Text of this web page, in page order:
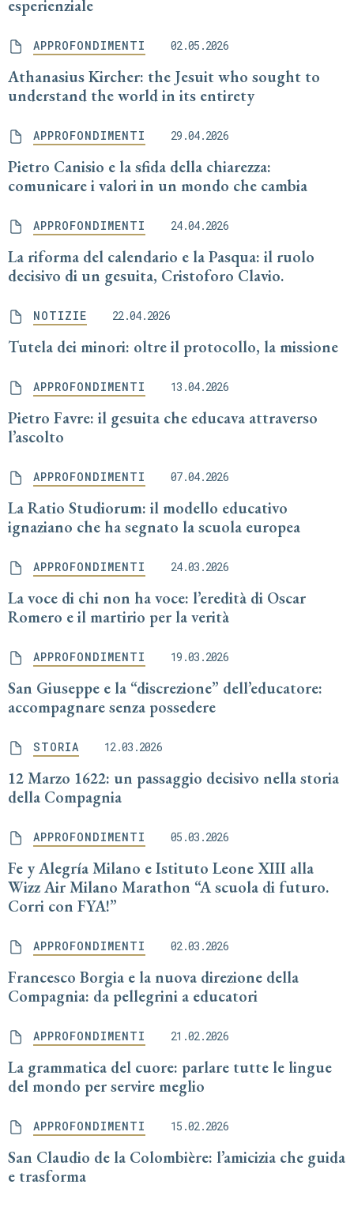
esperienziale
APPROFONDIMENTI 02.05.2026
Athanasius Kircher: the Jesuit who sought to
understand the world in its entirety
APPROFONDIMENTI 29.04.2026
Pietro Canisio e la sfida della chiarezza:
comunicare i valori in un mondo che cambia
APPROFONDIMENTI 24.04.2026
La riforma del calendario e la Pasqua: il ruolo
decisivo di un gesuita, Cristoforo Clavio.
NOTIZIE 22.04.2026
Tutela dei minori: oltre il protocollo, la missione
APPROFONDIMENTI 13.04.2026
Pietro Favre: il gesuita che educava attraverso
l’ascolto
APPROFONDIMENTI 07.04.2026
La Ratio Studiorum: il modello educativo
ignaziano che ha segnato la scuola europea
APPROFONDIMENTI 24.03.2026
La voce di chi non ha voce: l’eredità di Oscar
Romero e il martirio per la verità
APPROFONDIMENTI 19.03.2026
San Giuseppe e la “discrezione” dell’educatore:
accompagnare senza possedere
STORIA 12.03.2026
12 Marzo 1622: un passaggio decisivo nella storia
della Compagnia
APPROFONDIMENTI 05.03.2026
Fe y Alegría Milano e Istituto Leone XIII alla
Wizz Air Milano Marathon “A scuola di futuro.
Corri con FYA!”
APPROFONDIMENTI 02.03.2026
Francesco Borgia e la nuova direzione della
Compagnia: da pellegrini a educatori
APPROFONDIMENTI 21.02.2026
La grammatica del cuore: parlare tutte le lingue
del mondo per servire meglio
APPROFONDIMENTI 15.02.2026
San Claudio de la Colombière: l’amicizia che guida
e trasforma